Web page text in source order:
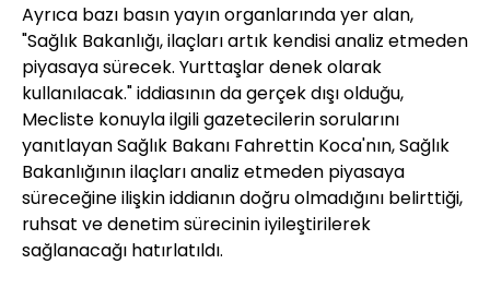
Ayrıca bazı basın yayın organlarında yer alan,
"Sağlık Bakanlığı, ilaçları artık kendisi analiz etmeden
piyasaya sürecek. Yurttaşlar denek olarak
kullanılacak." iddiasının da gerçek dışı olduğu,
Mecliste konuyla ilgili gazetecilerin sorularını
yanıtlayan Sağlık Bakanı Fahrettin Koca'nın, Sağlık
Bakanlığının ilaçları analiz etmeden piyasaya
süreceğine ilişkin iddianın doğru olmadığını belirttiği,
ruhsat ve denetim sürecinin iyileştirilerek
sağlanacağı hatırlatıldı.